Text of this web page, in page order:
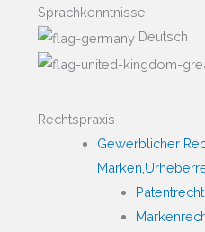
Sprachkenntnisse
Deutsch
Rechtspraxis
Gewerblicher
Marken,
Patentrecht